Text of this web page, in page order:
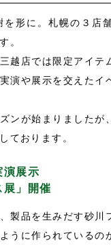
形に。札幌の３店
。
越店では限定アイテ
演や展示を交えたイ
ンが始まりましたが
ております。
演展示
展」開催
製品を生みだす砂川
うに作られているの